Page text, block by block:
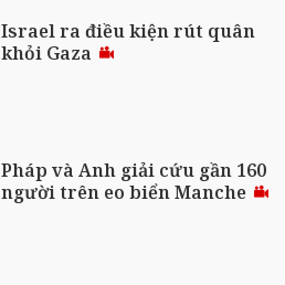
Israel ra điều kiện rút quân
khỏi Gaza
Pháp và Anh giải cứu gần 160
người trên eo biển Manche